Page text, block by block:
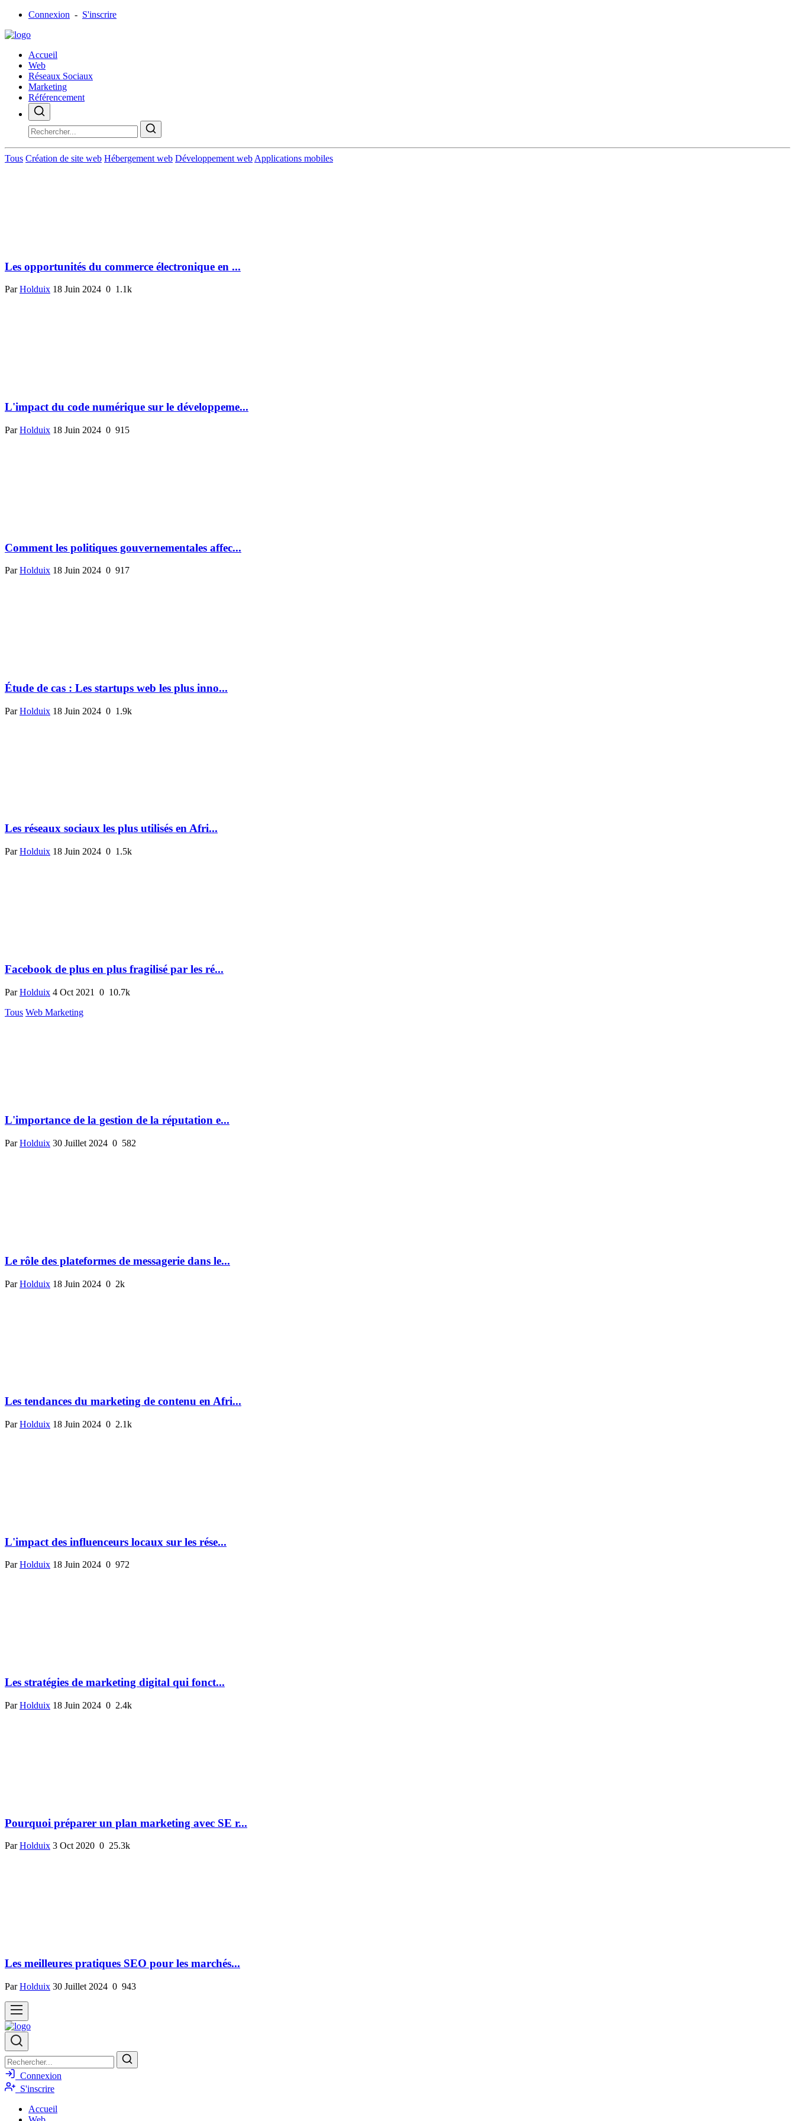
Connexion - S'inscrire
Accueil
Web
Réseaux Sociaux
Marketing
Référencement
Tous Création de site web Hébergement web Développement web Applications mobiles
Les opportunités du commerce électronique en ...
ParHolduix 18 Juin 2024 0 1.1k
L'impact du code numérique sur le développeme...
ParHolduix 18 Juin 2024 0 915
Comment les politiques gouvernementales affec...
ParHolduix 18 Juin 2024 0 917
Étude de cas : Les startups web les plus inno...
ParHolduix 18 Juin 2024 0 1.9k
Les réseaux sociaux les plus utilisés en Afri...
ParHolduix 18 Juin 2024 0 1.5k
Facebook de plus en plus fragilisé par les ré...
ParHolduix 4 Oct 2021 0 10.7k
Tous Web Marketing
L'importance de la gestion de la réputation e...
ParHolduix 30 Juillet 2024 0 582
Le rôle des plateformes de messagerie dans le...
ParHolduix 18 Juin 2024 0 2k
Les tendances du marketing de contenu en Afri...
ParHolduix 18 Juin 2024 0 2.1k
L'impact des influenceurs locaux sur les rése...
ParHolduix 18 Juin 2024 0 972
Les stratégies de marketing digital qui fonct...
ParHolduix 18 Juin 2024 0 2.4k
Pourquoi préparer un plan marketing avec SE r...
ParHolduix 3 Oct 2020 0 25.3k
Les meilleures pratiques SEO pour les marchés...
ParHolduix 30 Juillet 2024 0 943
Connexion
S'inscrire
Accueil